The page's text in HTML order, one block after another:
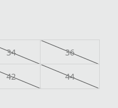
34 36
42 44